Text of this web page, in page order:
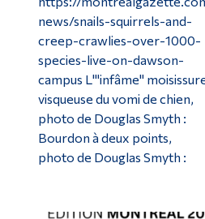
news/snails-squirrels-and-
creep-crawlies-over-1000-
species-live-on-dawson-
campus L'"infâme"
visqueuse du vomi de chien,
photo de Douglas Smyth :
Bourdon à deux points,
photo de Douglas Smyth :